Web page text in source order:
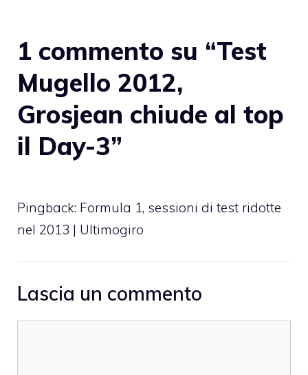
1 commento su “Test
Mugello 2012,
Grosjean chiude al top
il Day-3”
Pingback: Formula 1, sessioni di test ridotte
nel 2013 | Ultimogiro
Lascia un commento